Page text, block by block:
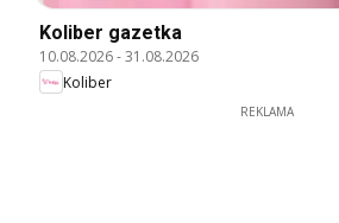
Koliber gazetka
10.08.2026-31.08.2026
Koliber
REKLAMA